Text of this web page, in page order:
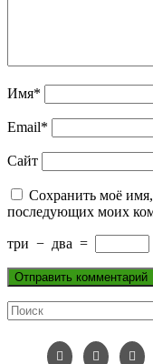
Имя*
Email*
Сайт
Сохранить моё имя,
последующих моих
три − два =